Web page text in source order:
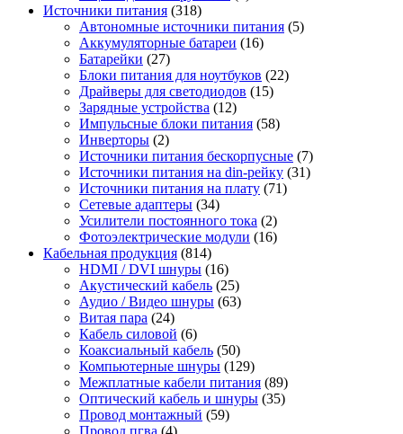
Источники питания (318)
Автономные источники питания (5)
Аккумуляторные батареи (16)
Батарейки (27)
Блоки питания для ноутбуков (22)
Драйверы для светодиодов (15)
Зарядные устройства (12)
Импульсные блоки питания (58)
Инверторы (2)
Источники питания бескорпусные (7)
Источники питания на din-рейку (31)
Источники питания на плату (71)
Сетевые адаптеры (34)
Усилители постоянного тока (2)
Фотоэлектрические модули (16)
Кабельная продукция (814)
HDMI / DVI шнуры (16)
Акустический кабель (25)
Аудио / Видео шнуры (63)
Витая пара (24)
Кабель силовой (6)
Коаксиальный кабель (50)
Компьютерные шнуры (129)
Межплатные кабели питания (89)
Оптический кабель и шнуры (35)
Провод монтажный (59)
Провод пгва (4)